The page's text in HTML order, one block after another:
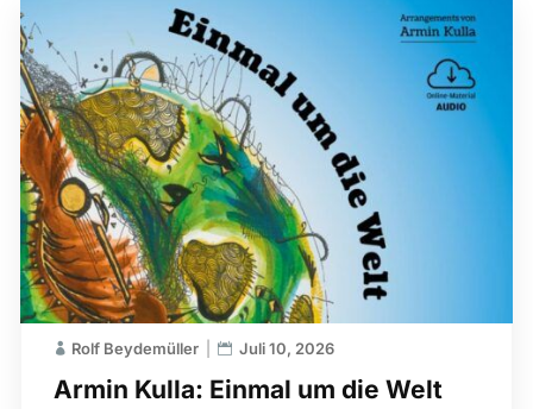
Armin Kulla: Einmal um die Welt
Rolf Beydemüller Juli 10, 2026